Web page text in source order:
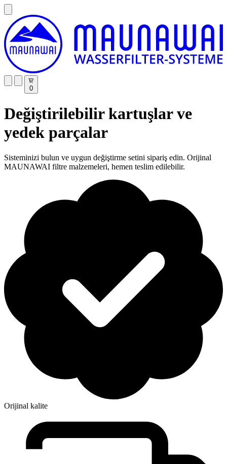
0
Değiştirilebilir kartuşlar ve
yedek parçalar
Sisteminizi bulun ve uygun değiştirme setini sipariş edin. Orijinal
MAUNAWAI filtre malzemeleri, hemen teslim edilebilir.
Orijinal kalite